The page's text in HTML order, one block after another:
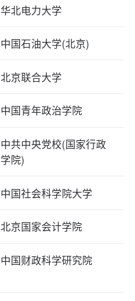
华北电力大学
中国石油大学(北京)
北京联合大学
中国青年政治学院
中共中央党校(国家行政
学院)
中国社会科学院大学
北京国家会计学院
中国财政科学研究院